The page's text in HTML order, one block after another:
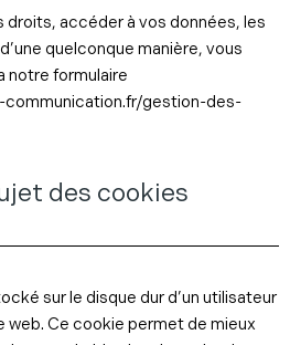
droits, accéder à vos données, les
quelconque manière, vous
notre formulaire
gestion-des-
des cookies
sur le disque dur d’un utilisateur
web. Ce cookie permet de mieux